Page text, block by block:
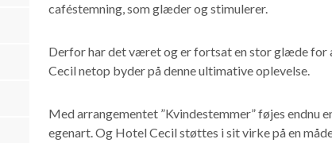
caféstemning, som glæder og stimulerer.
Derfor har det været og er fortsat en stor glæde
Cecil netop byder på denne ultimative oplevelse.
Med arrangementet ”Kvindestemmer” føjes endnu
egenart. Og Hotel Cecil støttes i sit virke på en